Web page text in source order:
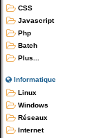
CSS
Javascript
Php
Batch
Plus...
Informatique
Linux
Windows
Réseaux
Internet